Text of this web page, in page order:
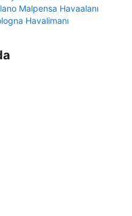
Malpensa Havaalanı
Havalimanı